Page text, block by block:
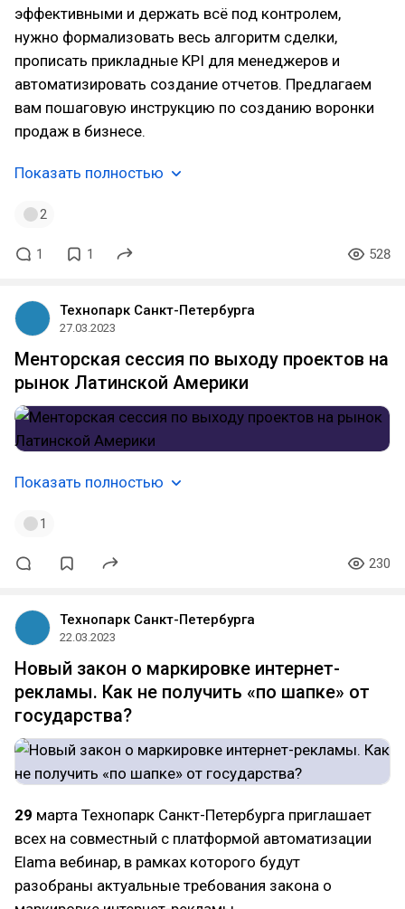
эффективными и держать всё под контролем,
нужно формализовать весь алгоритм сделки,
прописать прикладные KPI для менеджеров и
автоматизировать создание отчетов. Предлагаем
вам пошаговую инструкцию по созданию воронки
продаж в бизнесе.
Показать полностью
2
1 1 528
Технопарк Санкт-Петербурга
27.03.2023
Менторская сессия по выходу проектов на
рынок Латинской Америки
Показать полностью
1
230
Технопарк Санкт-Петербурга
22.03.2023
Новый закон о маркировке интернет-
рекламы. Как не получить «по шапке» от
государства?
29 марта Технопарк Санкт-Петербурга приглашает
всех на совместный с платформой автоматизации
Elama вебинар, в рамках которого будут
разобраны актуальные требования закона о